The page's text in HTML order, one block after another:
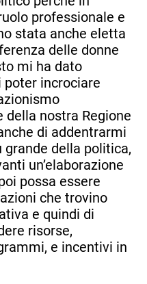
professionale e
stata anche eletta
delle donne
mi ha dato
poter incrociare
nostra Regione
di addentrarmi
grande della politica,
un’elaborazione
possa essere
che trovino
e quindi di
risorse,
e incentivi in